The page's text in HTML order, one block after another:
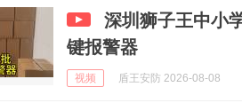
深圳狮子王中小
键报警器
视频 盾王安防 2026-08-08